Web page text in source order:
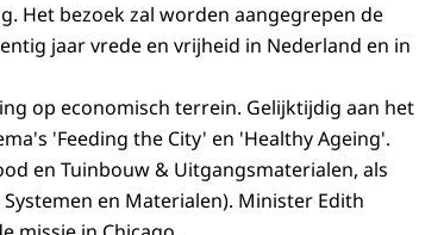
Het bezoek zal worden aangegrepen de
jaar vrede en vrijheid in Nederland en in
op economisch terrein. Gelijktijdig aan het
'Feeding the City' en 'Healthy Ageing'.
en Tuinbouw & Uitgangsmaterialen, als
en Materialen). Minister Edith